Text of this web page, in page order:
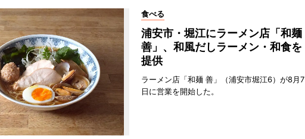
食べる
浦安市・堀江にラーメン店「和麺
善」、和風だしラーメン・和食を
提供
ラーメン店「和麺 善」（浦安市堀江6）が8月7
日に営業を開始した。